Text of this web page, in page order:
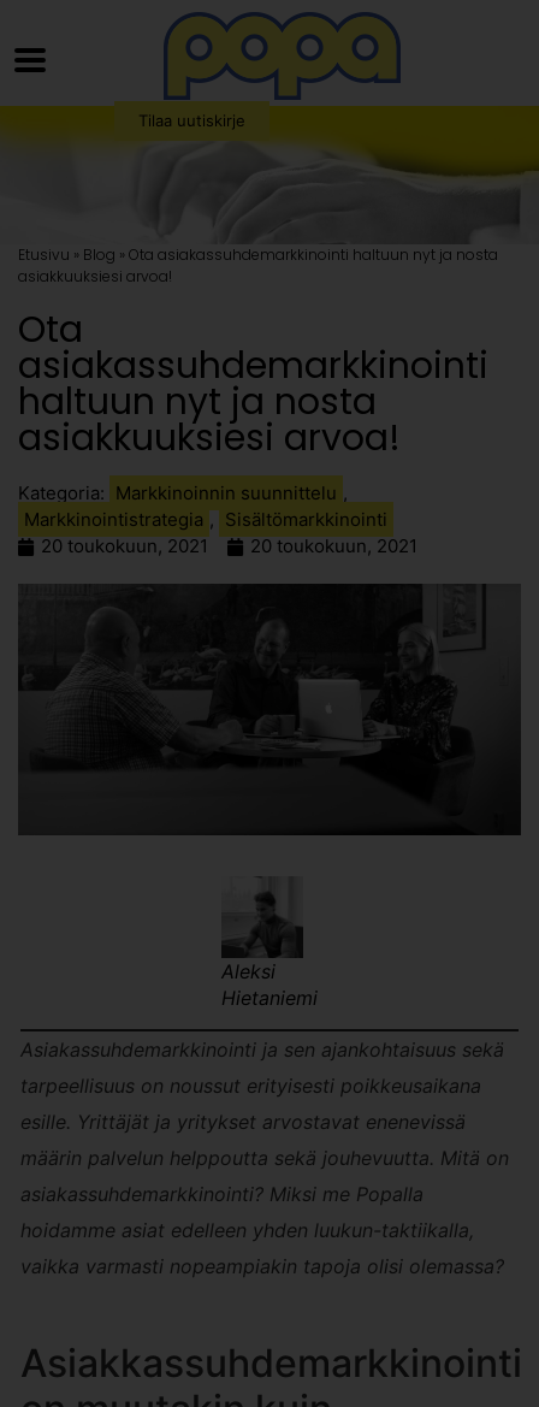
Tilaa uutiskirje
Etusivu » Blog » Ota asiakassuhdemarkkinointi haltuun nyt ja nosta
asiakkuuksiesi arvoa!
Ota
asiakassuhdemarkkinointi
haltuun nyt ja nosta
asiakkuuksiesi arvoa!
Kategoria: Markkinoinnin suunnittelu ,
Markkinointistrategia , Sisältömarkkinointi
20 toukokuun, 2021
20 toukokuun, 2021
Aleksi
Hietaniemi
Asiakassuhdemarkkinointi ja sen ajankohtaisuus sekä
tarpeellisuus on noussut erityisesti poikkeusaikana
esille. Yrittäjät ja yritykset arvostavat enenevissä
määrin palvelun helppoutta sekä jouhevuutta. Mitä on
asiakassuhdemarkkinointi? Miksi me Popalla
hoidamme asiat edelleen yhden luukun-taktiikalla,
vaikka varmasti nopeampiakin tapoja olisi olemassa?
Asiakkassuhdemarkkinointi